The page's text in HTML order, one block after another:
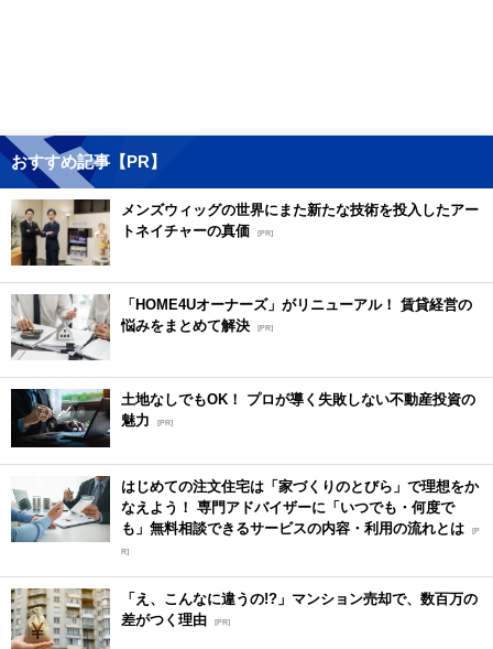
おすすめ記事【PR】
メンズウィッグの世界にまた新たな技術を投入したアー
トネイチャーの真価 [PR]
「HOME4Uオーナーズ」がリニューアル！ 賃貸経営の
悩みをまとめて解決 [PR]
土地なしでもOK！ プロが導く失敗しない不動産投資の
魅力
[PR]
はじめての注文住宅は「家づくりのとびら」で理想をか
なえよう！ 専門アドバイザーに「いつでも・何度で
も」無料相談できるサービスの内容・利用の流れとは [P
R]
「え、こんなに違うの!?」マンション売却で、数百万の
差がつく理由 [PR]